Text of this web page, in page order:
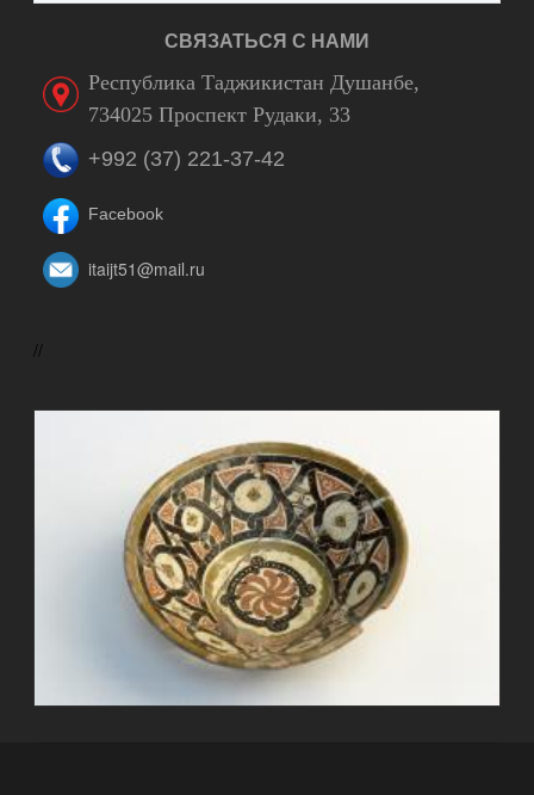
СВЯЗАТЬСЯ С НАМИ
Республика Таджикистан Душанбе,
734025 Проспект Рудаки, 33
+992 (37) 221-37-42
Facebook
itaijt51@mail.ru
//